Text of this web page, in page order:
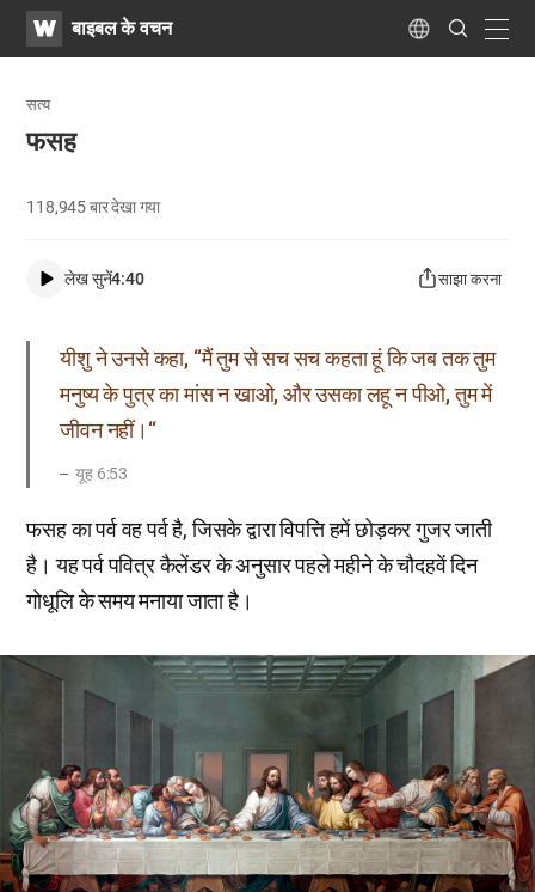
WATVबाइबल के वचन Language
Search
Submit
सत्य
फसह
118,945बार देखा गया
लेख सुनें4:40 साझा करना
यीशु ने उनसे कहा, “मैं तुम से सच सच कहता हूं कि जब तक तुम
मनुष्य के पुत्र का मांस न खाओ, और उसका लहू न पीओ, तुम में
जीवन नहीं।“
यूह 6:53
फसह का पर्व वह पर्व है, जिसके द्वारा विपत्ति हमें छोड़कर गुजर जाती
है। यह पर्व पवित्र कैलेंडर के अनुसार पहले महीने के चौदहवें दिन
गोधूलि के समय मनाया जाता है।